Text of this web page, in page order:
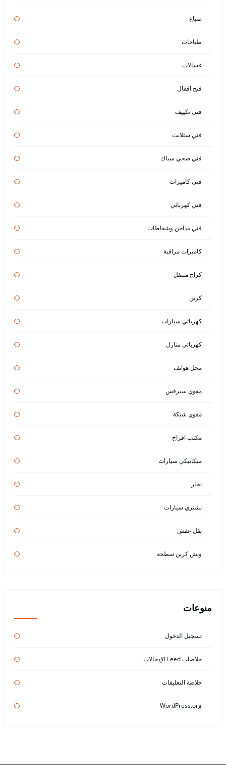
صباغ
طباخات
غسالات
فتح اقفال
فني تكييف
فني ستلايت
فني صحي سباك
فني كاميرات
فني كهربائي
فني مداخن وشفاطات
كاميرات مراقبة
كراج متنقل
كرين
كهربائي سيارات
كهربائي منازل
محل هواتف
مقوي سيرفس
مقوي شبكة
مكتب افراح
ميكانيكي سيارات
نجار
نشتري سيارات
نقل عفش
ونش كرين سطحة
منوعات
تسجيل الدخول
خلاصات Feed الإدخالات
خلاصة التعليقات
WordPress.org